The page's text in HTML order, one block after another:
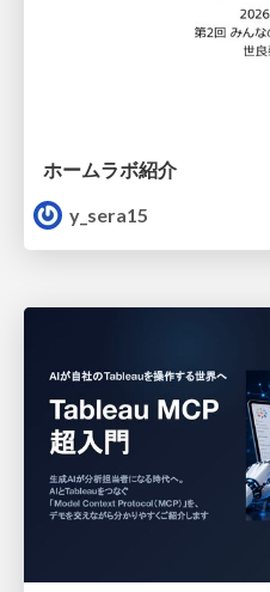
ホームラボ紹介
y_sera15